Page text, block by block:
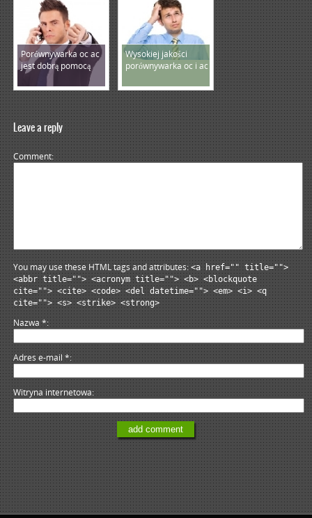
Porównywarka oc ac
jest dobrą pomocą
Wysokiej jakości
porównywarka oc i ac
Leave a reply
Comment
You may use these HTML tags and attributes:<a href="" title="">
<abbr title=""> <acronym title=""> <b> <blockquote
cite=""> <cite> <code> <del datetime=""> <em> <i> <q
cite=""> <s> <strike> <strong>
Nazwa*
Adres e-mail*
Witryna internetowa